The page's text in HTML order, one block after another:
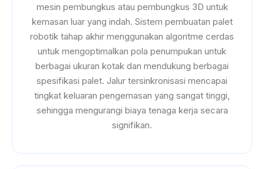
mesin pembungkus atau pembungkus 3D untuk
kemasan luar yang indah. Sistem pembuatan palet
robotik tahap akhir menggunakan algoritme cerdas
untuk mengoptimalkan pola penumpukan untuk
berbagai ukuran kotak dan mendukung berbagai
spesifikasi palet. Jalur tersinkronisasi mencapai
tingkat keluaran pengemasan yang sangat tinggi,
sehingga mengurangi biaya tenaga kerja secara
signifikan.